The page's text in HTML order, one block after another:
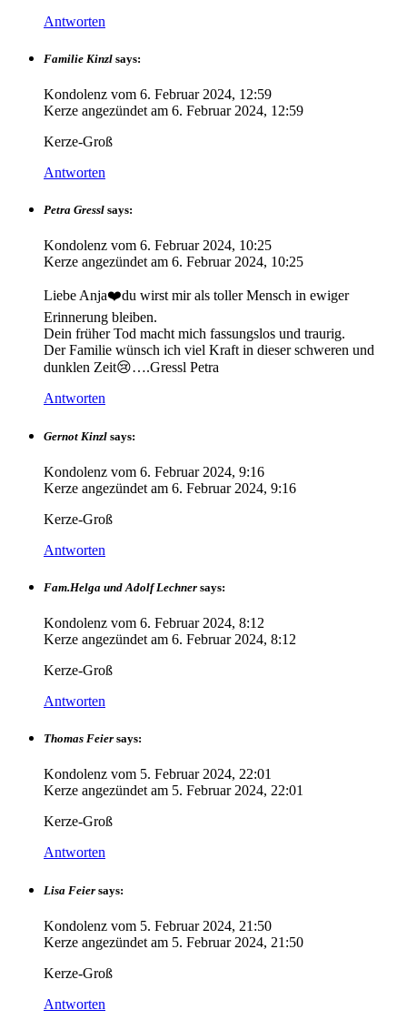
Antworten
Familie Kinzl says:
Kondolenz vom 6. Februar 2024, 12:59
Kerze angezündet am 6. Februar 2024, 12:59
Kerze-Groß
Antworten
Petra Gressl says:
Kondolenz vom 6. Februar 2024, 10:25
Kerze angezündet am 6. Februar 2024, 10:25
Liebe Anja❤️du wirst mir als toller Mensch in ewiger
Erinnerung bleiben.
Dein früher Tod macht mich fassungslos und traurig.
Der Familie wünsch ich viel Kraft in dieser schweren und
dunklen Zeit😢….Gressl Petra
Antworten
Gernot Kinzl says:
Kondolenz vom 6. Februar 2024, 9:16
Kerze angezündet am 6. Februar 2024, 9:16
Kerze-Groß
Antworten
Fam.Helga und Adolf Lechner says:
Kondolenz vom 6. Februar 2024, 8:12
Kerze angezündet am 6. Februar 2024, 8:12
Kerze-Groß
Antworten
Thomas Feier says:
Kondolenz vom 5. Februar 2024, 22:01
Kerze angezündet am 5. Februar 2024, 22:01
Kerze-Groß
Antworten
Lisa Feier says:
Kondolenz vom 5. Februar 2024, 21:50
Kerze angezündet am 5. Februar 2024, 21:50
Kerze-Groß
Antworten